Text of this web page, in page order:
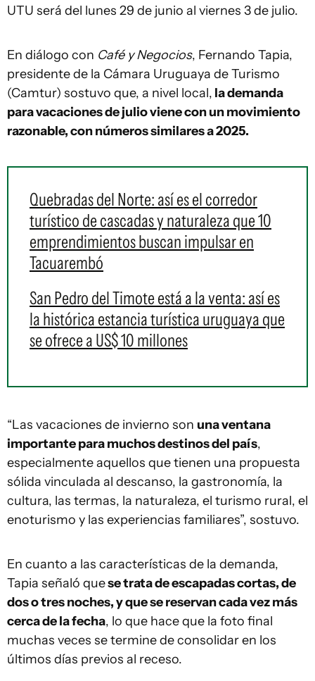
UTU será del lunes 29 de junio al viernes 3 de julio.
En diálogo con Café y Negocios, Fernando Tapia,
presidente de la Cámara Uruguaya de Turismo
(Camtur) sostuvo que, a nivel local, la demanda
para vacaciones de julio viene con un movimiento
razonable, con números similares a 2025.
Quebradas del Norte: así es el corredor
turístico de cascadas y naturaleza que 10
emprendimientos buscan impulsar en
Tacuarembó
San Pedro del Timote está a la venta: así es
la histórica estancia turística uruguaya que
se ofrece a US$ 10 millones
“Las vacaciones de invierno son una ventana
importante para muchos destinos del país,
especialmente aquellos que tienen una propuesta
sólida vinculada al descanso, la gastronomía, la
cultura, las termas, la naturaleza, el turismo rural, el
enoturismo y las experiencias familiares”, sostuvo.
En cuanto a las características de la demanda,
Tapia señaló quese trata de escapadas cortas, de
dos o tres noches, y que se reservan cada vez más
cerca de la fecha, lo que hace que la foto final
muchas veces se termine de consolidar en los
últimos días previos al receso.